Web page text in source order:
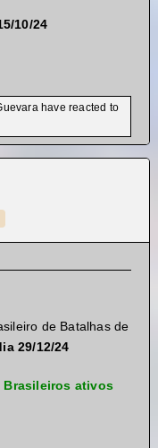
10/24
have reacted to
de Batalhas de
29/12/24
Brasileiros ativos